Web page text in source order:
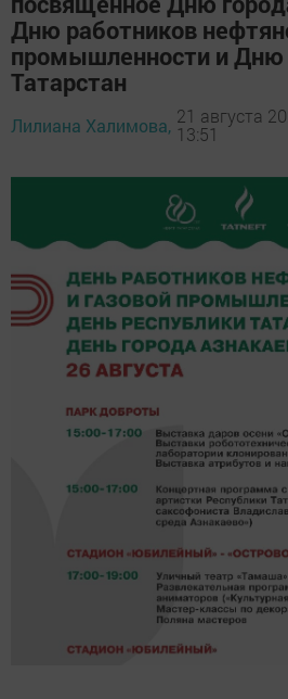
Дню работников
промышленности и Дню
Татарстан
Лилиана Халимова, 21 августа
13:51